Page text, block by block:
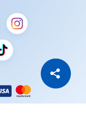
Copiază Link